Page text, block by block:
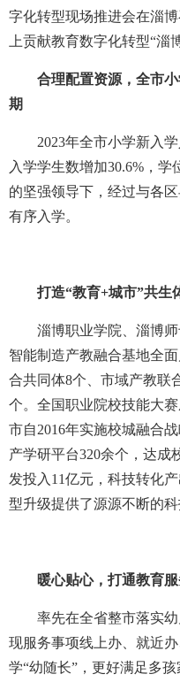
字化转型现场推进会在淄
上贡献教育数字化转型“淄
合理配置资源，全市小
期
2023年全市小学新入学
入学学生数增加30.6%，
的坚强领导下，经过与各
有序入学。
打造“教育+城市”共生
淄博职业学院、淄博师
智能制造产教融合基地全
合共同体8个、市域产教联
个。全国职业院校技能大
市自2016年实施校城融合
产学研平台320余个，达成
发投入11亿元，科技转化
型升级提供了源源不断的科
暖心贴心，打通教育服
率先在全省整市落实幼
现服务事项线上办、就近
学“幼随长”，更好满足多